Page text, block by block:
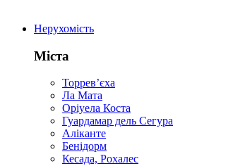
Нерухомість
Міста
Торревʼєха
Ла Мата
Оріуела Коста
Гуардамар дель Сегура
Аліканте
Бенідорм
Кесада, Рохалес